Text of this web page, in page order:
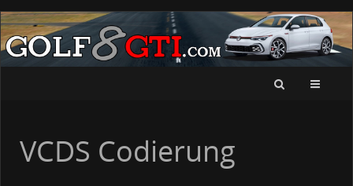
VCDS Codierung